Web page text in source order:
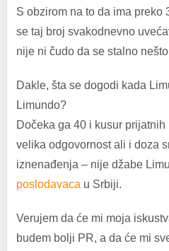
S obzirom na to da ima preko
se taj broj svakodnevno
nije ni čudo da se stalno
Dakle, šta se dogodi kada
Limundo?
Dočeka ga 40 i kusur
velika odgovornost ali i doza
iznenađenja – nije džabe
poslodavaca u Srbiji.
Verujem da će mi moja
budem bolji PR, a da će mi